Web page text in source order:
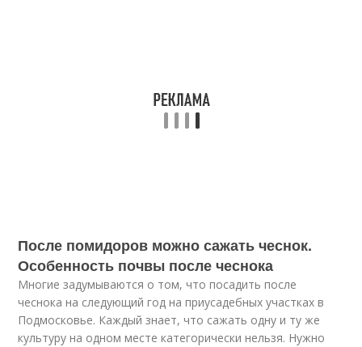
После помидоров можно сажать чеснок.
Особенность почвы после чеснока
Многие задумываются о том, что посадить после
чеснока на следующий год на приусадебных участках в
Подмосковье. Каждый знает, что сажать одну и ту же
культуру на одном месте категорически нельзя. Нужно